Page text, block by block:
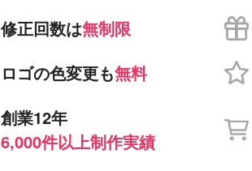
修正回数は無制限
ロゴの色変更も無料
創業12年
6,000件以上制作実績